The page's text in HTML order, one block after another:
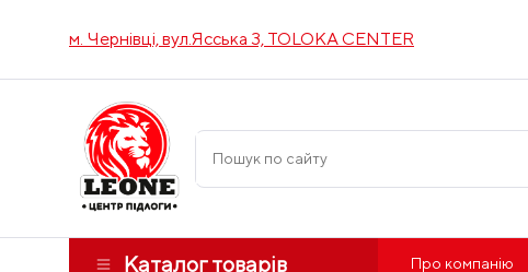
м. Чернівці, вул.Ясська 3, TOLOKA CENTER
Каталог товарів Про компанію